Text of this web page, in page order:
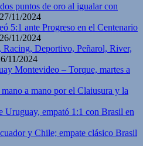
puntos de oro al igualar con
27/11/2024
5:1 ante Progreso en el Centenario
26/11/2024
Deportivo, Peñarol, River,
11/2024
Montevideo – Torque, martes a
a mano por el Claiusura y la
Uruguay, empató 1:1 con Brasil en
y Chile; empate clásico Brasil